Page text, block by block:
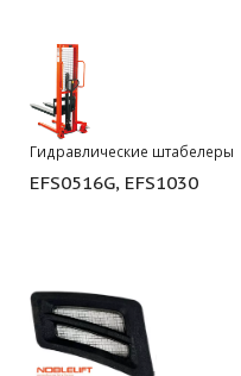
Гидравлические штабелеры
EFS0516G, EFS1030